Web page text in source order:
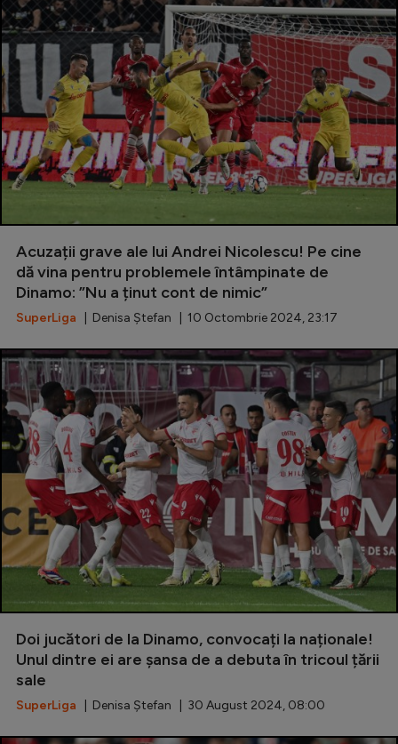
Acuzații grave ale lui Andrei Nicolescu! Pe cine
dă vina pentru problemele întâmpinate de
Dinamo: ”Nu a ținut cont de nimic”
SuperLiga | Denisa Ștefan | 10 Octombrie 2024, 23:17
Doi jucători de la Dinamo, convocați la naționale!
Unul dintre ei are șansa de a debuta în tricoul țării
sale
SuperLiga | Denisa Ștefan | 30 August 2024, 08:00